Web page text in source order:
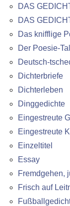
DAS
DAS
Das knifflige
Der Poesie-
Deutsch-
Dichterbriefe
Dichterleben
Dinggedichte
Eingestreute
Eingestreute
Einzeltitel
Essay
Fremdgehen,
Frisch auf